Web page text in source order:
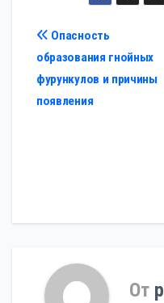
Навигация
по
записям
Опасность
образования гнойных
фурункулов и причины
появления
От